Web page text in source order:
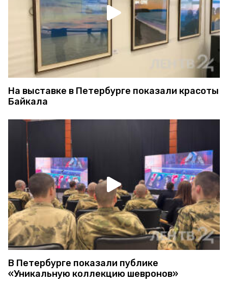
На выставке в Петербурге показали красоты
Байкала
В Петербурге показали публике
«Уникальную коллекцию шевронов»